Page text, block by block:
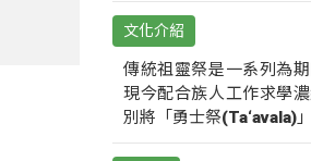
文化介紹
傳統祖靈祭是一系列為
現今配合族人工作求學
別將「勇士祭(Ta‘avala)